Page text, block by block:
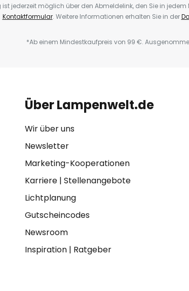
jederzeit möglich über den Abmeldelink, den Sie in jedem
Kontaktformular. Weitere Informationen erhalten Sie in der
*Ab einem Mindestkaufpreis von 99 €.
Über Lampenwelt.de
Wir über uns
Newsletter
Marketing-Kooperationen
Karriere| Stellenangebote
Lichtplanung
Gutscheincodes
Newsroom
Inspiration| Ratgeber